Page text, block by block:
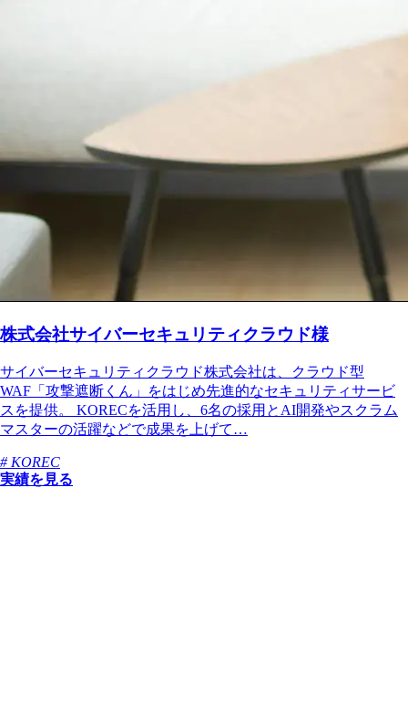
株式会社サイバーセキュリティクラウド様
サイバーセキュリティクラウド株式会社は、クラウド型
WAF「攻撃遮断くん」をはじめ先進的なセキュリティサービ
スを提供。 KORECを活用し、6名の採用とAI開発やスクラム
マスターの活躍などで成果を上げて…
# KOREC
実績を見る